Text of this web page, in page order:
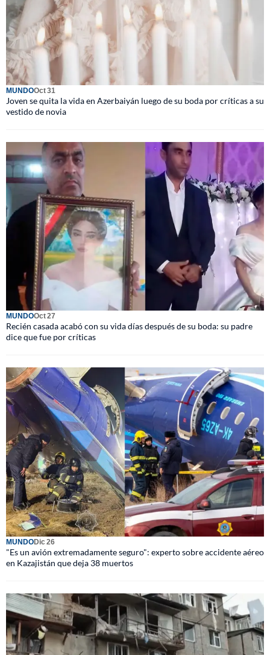
MUNDOOct 31
Joven se quita la vida en Azerbaiyán luego de su boda por críticas a su
vestido de novia
MUNDOOct 27
Recién casada acabó con su vida días después de su boda: su padre
dice que fue por críticas
MUNDODic 26
"Es un avión extremadamente seguro": experto sobre accidente aéreo
en Kazajistán que deja 38 muertos